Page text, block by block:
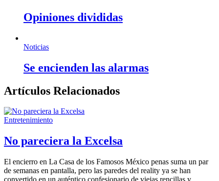
Opiniones divididas
Noticias
Se encienden las alarmas
Artículos Relacionados
Entretenimiento
No pareciera la Excelsa
El encierro en La Casa de los Famosos México penas suma un par
de semanas en pantalla, pero las paredes del reality ya se han